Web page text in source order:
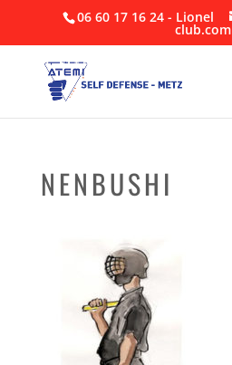
06 60 17 16 24 - Lionel
club.com
NENBUSHI